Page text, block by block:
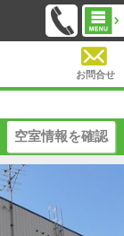
お問合せ
空室情報を確認